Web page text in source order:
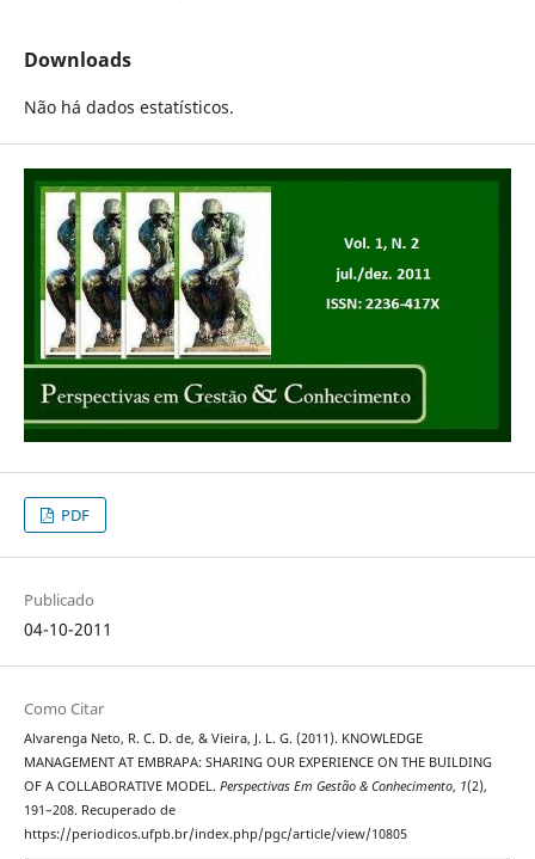
Downloads
Não há dados estatísticos.
PDF
Publicado
04-10-2011
Como Citar
Alvarenga Neto, R. C. D. de, & Vieira, J. L. G. (2011). KNOWLEDGE
MANAGEMENT AT EMBRAPA: SHARING OUR EXPERIENCE ON THE BUILDING
OF A COLLABORATIVE MODEL. Perspectivas Em Gestão & Conhecimento, 1(2),
191–208. Recuperado de
https://periodicos.ufpb.br/index.php/pgc/article/view/10805